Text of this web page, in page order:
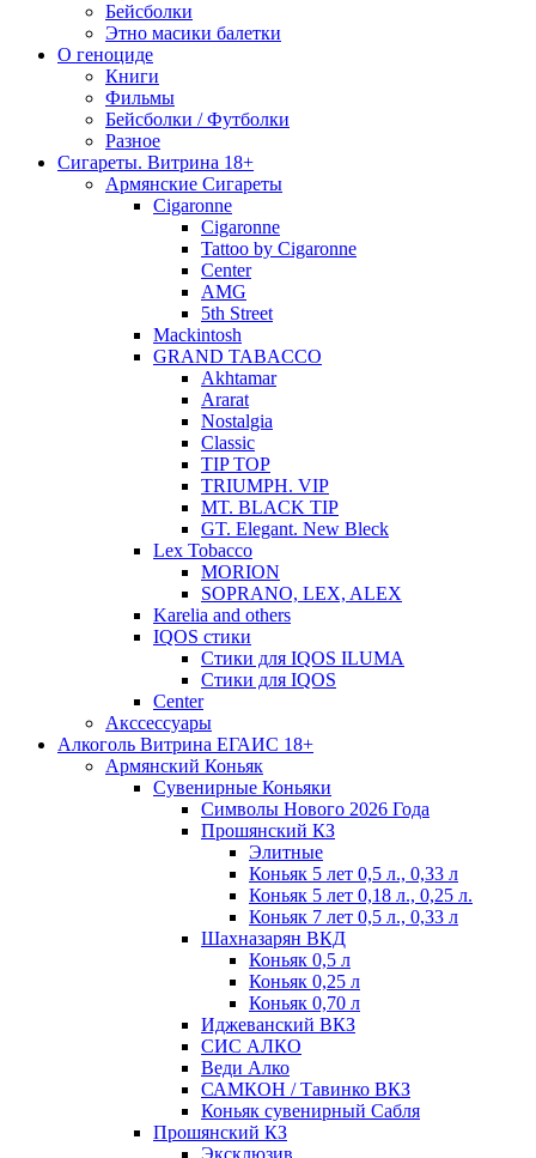
Бейсболки
Этно масики балетки
О геноциде
Книги
Фильмы
Бейсболки / Футболки
Разное
Сигареты. Витрина 18+
Армянские Сигареты
Cigaronne
Cigaronne
Tattoo by Cigaronne
Center
AMG
5th Street
Mackintosh
GRAND TABACCO
Akhtamar
Ararat
Nostalgia
Classic
TIP TOP
TRIUMPH. VIP
MT. BLACK TIP
GT. Elegant. New Bleck
Lex Tobacco
MORION
SOPRANO, LEX, ALEX
Karelia and others
IQOS стики
Стики для IQOS ILUMA
Стики для IQOS
Сenter
Акссессуары
Алкоголь Витрина ЕГАИС 18+
Армянский Коньяк
Сувенирные Коньяки
Символы Нового 2026 Года
Прошянский КЗ
Элитные
Коньяк 5 лет 0,5 л., 0,33 л
Коньяк 5 лет 0,18 л., 0,25 л.
Коньяк 7 лет 0,5 л., 0,33 л
Шахназарян ВКД
Коньяк 0,5 л
Коньяк 0,25 л
Коньяк 0,70 л
Иджеванский ВКЗ
СИС АЛКО
Веди Алко
САМКОН / Тавинко ВКЗ
Коньяк сувенирный Сабля
Прошянский КЗ
Эксклюзив